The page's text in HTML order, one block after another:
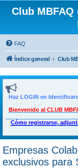
Club
FAQ
Índice general
Haz LOGIN en
Bienvenido al CLUB
Cómo registrarse,
Empresas
exclusivos para